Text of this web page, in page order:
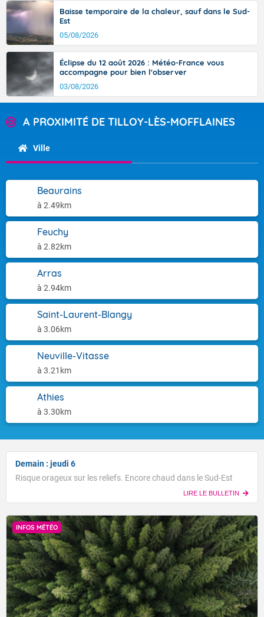
Baisse temporaire de la chaleur, sauf dans le Sud-
Est
05/08/2026
Éclipse du 12 août 2026 : Météo-France vous
accompagne pour bien l'observer
03/08/2026
A PROXIMITÉ DE TILLOY-LÈS-MOFFLAINES
Ville
Beaurains
à 2.49km
Feuchy
à 2.82km
Arras
à 2.94km
Saint-Laurent-Blangy
à 3.06km
Neuville-Vitasse
à 3.21km
Athies
à 3.30km
Demain : jeudi 6
Risque orageux sur les reliefs. Encore chaud dans le Sud-Est
LIRE LE BULLETIN
INFOS MÉTÉO